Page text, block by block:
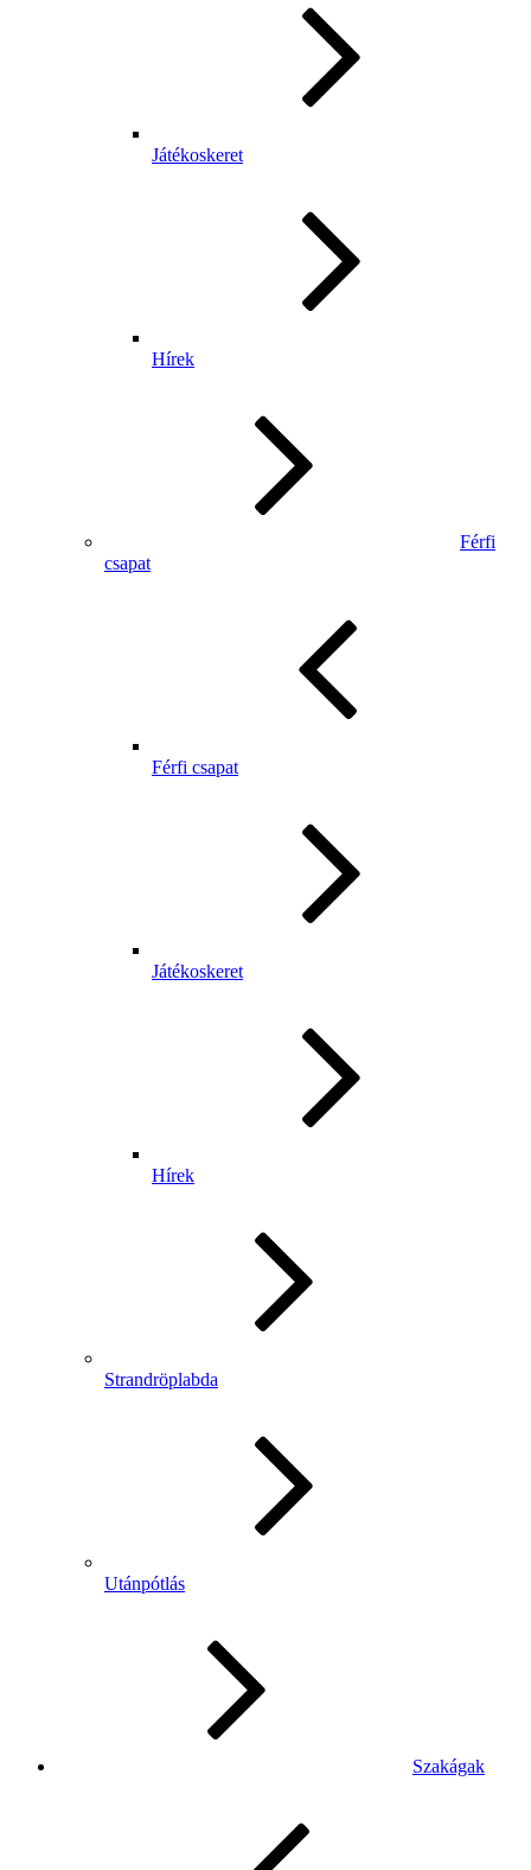
Játékoskeret
Hírek
Férfi
csapat
Férfi csapat
Játékoskeret
Hírek
Strandröplabda
Utánpótlás
Szakágak